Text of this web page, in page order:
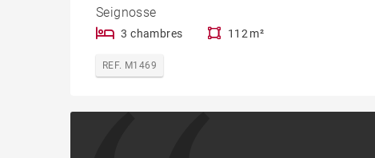
Seignosse
3 chambres 112 m²
REF. M1469